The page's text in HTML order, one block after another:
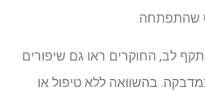
שהתפתחה.
לב, החוקרים ראו גם שיפורים
בהשוואה ללא טיפול או